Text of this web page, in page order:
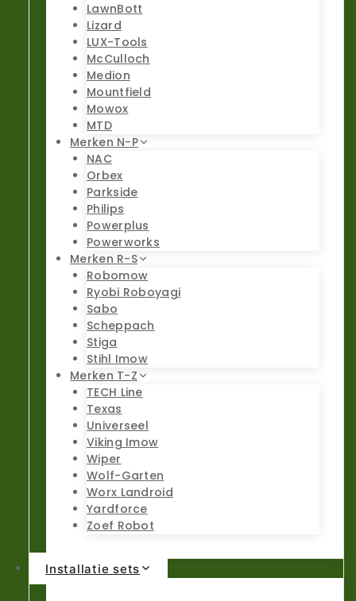
LawnBott
Lizard
LUX-Tools
McCulloch
Medion
Mountfield
Mowox
MTD
Merken N-P
NAC
Orbex
Parkside
Philips
Powerplus
Powerworks
Merken R-S
Robomow
Ryobi Roboyagi
Sabo
Scheppach
Stiga
Stihl Imow
Merken T-Z
TECH Line
Texas
Universeel
Viking Imow
Wiper
Wolf-Garten
Worx Landroid
Yardforce
Zoef Robot
Installatie sets